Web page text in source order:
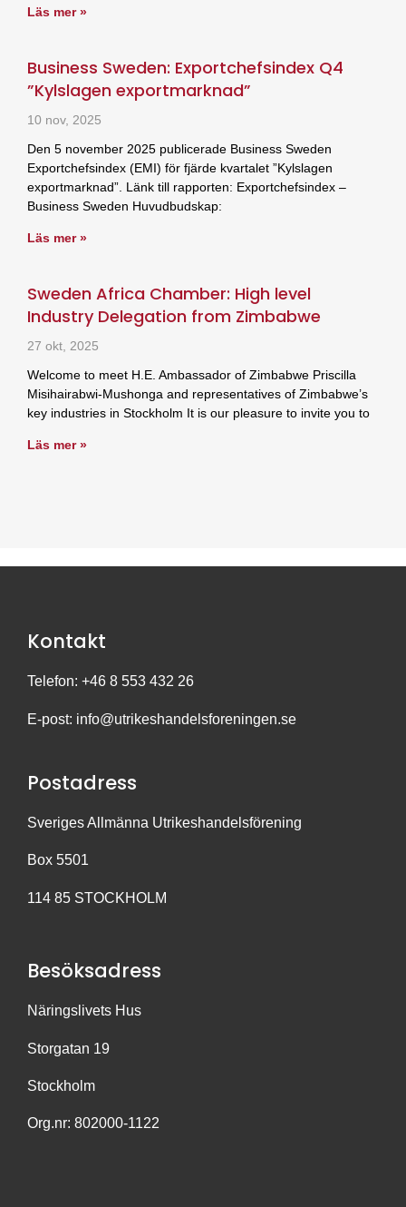
Läs mer »
Business Sweden: Exportchefsindex Q4
”Kylslagen exportmarknad”
10 nov, 2025
Den 5 november 2025 publicerade Business Sweden
Exportchefsindex (EMI) för fjärde kvartalet ”Kylslagen
exportmarknad”. Länk till rapporten: Exportchefsindex –
Business Sweden Huvudbudskap:
Läs mer »
Sweden Africa Chamber: High level
Industry Delegation from Zimbabwe
27 okt, 2025
Welcome to meet H.E. Ambassador of Zimbabwe Priscilla
Misihairabwi-Mushonga and representatives of Zimbabwe’s
key industries in Stockholm It is our pleasure to invite you to
Läs mer »
Kontakt
Telefon: +46 8 553 432 26
E-post: info@utrikeshandelsforeningen.se
Postadress
Sveriges Allmänna Utrikeshandelsförening
Box 5501
114 85 STOCKHOLM
Besöksadress
Näringslivets Hus
Storgatan 19
Stockholm
Org.nr: 802000-1122